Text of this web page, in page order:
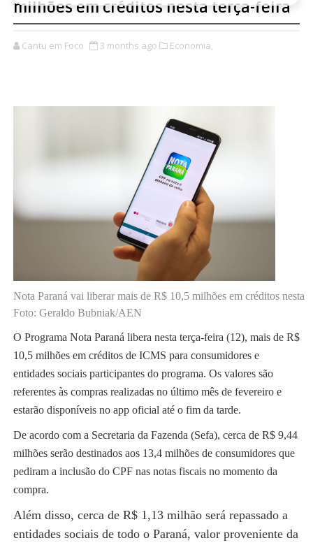
milhões em créditos nesta terça-feira
Cantu em Foco 3 months ago Economia,
Nota Paraná vai liberar mais de R$ 10,5 milhões em créditos nesta
Foto: Geraldo Bubniak/AEN
O Programa Nota Paraná libera nesta terça-feira (12), mais de R$
10,5 milhões em créditos de ICMS para consumidores e
entidades sociais participantes do programa. Os valores são
referentes às compras realizadas no último mês de fevereiro e
estarão disponíveis no app oficial até o fim da tarde.
De acordo com a Secretaria da Fazenda (Sefa), cerca de R$ 9,44
milhões serão destinados aos 13,4 milhões de consumidores que
pediram a inclusão do CPF nas notas fiscais no momento da
compra.
Além disso, cerca de R$ 1,13 milhão será repassado a
entidades sociais de todo o Paraná, valor proveniente da